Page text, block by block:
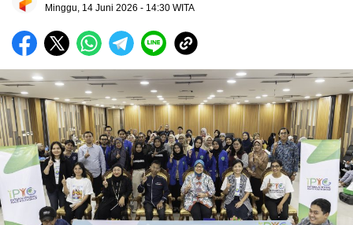
Minggu, 14 Juni 2026 - 14:30 WITA